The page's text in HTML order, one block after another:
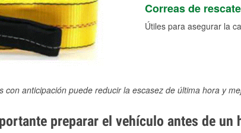
Correas de
Útiles para asegurar la
con anticipación puede reducir la escasez de última hora y
preparar el vehículo antes de un